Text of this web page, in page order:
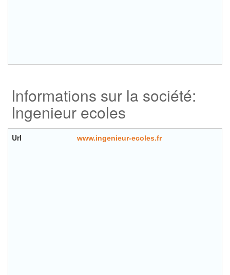
Informations sur la société:
Ingenieur ecoles
Url www.ingenieur-ecoles.fr